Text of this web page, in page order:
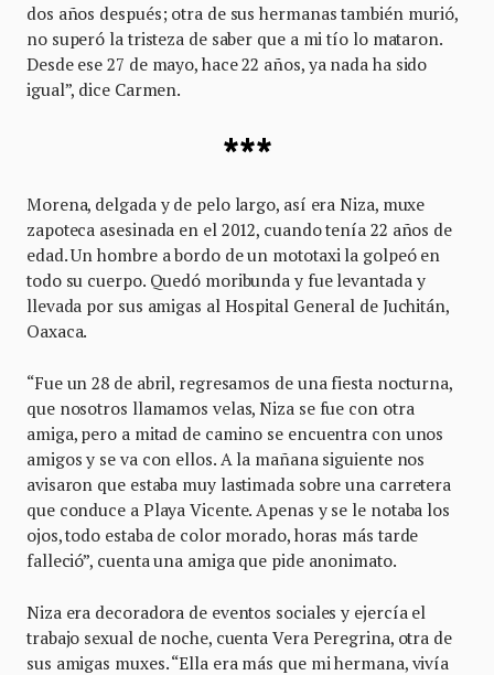
dos años después; otra de sus hermanas también murió,
no superó la tristeza de saber que a mi tío lo mataron.
Desde ese 27 de mayo, hace 22 años, ya nada ha sido
igual”, dice Carmen.
***
Morena, delgada y de pelo largo, así era Niza, muxe
zapoteca asesinada en el 2012, cuando tenía 22 años de
edad. Un hombre a bordo de un mototaxi la golpeó en
todo su cuerpo. Quedó moribunda y fue levantada y
llevada por sus amigas al Hospital General de Juchitán,
Oaxaca.
“Fue un 28 de abril, regresamos de una fiesta nocturna,
que nosotros llamamos velas, Niza se fue con otra
amiga, pero a mitad de camino se encuentra con unos
amigos y se va con ellos. A la mañana siguiente nos
avisaron que estaba muy lastimada sobre una carretera
que conduce a Playa Vicente. Apenas y se le notaba los
ojos, todo estaba de color morado, horas más tarde
falleció”, cuenta una amiga que pide anonimato.
Niza era decoradora de eventos sociales y ejercía el
trabajo sexual de noche, cuenta Vera Peregrina, otra de
sus amigas muxes. “Ella era más que mi hermana, vivía